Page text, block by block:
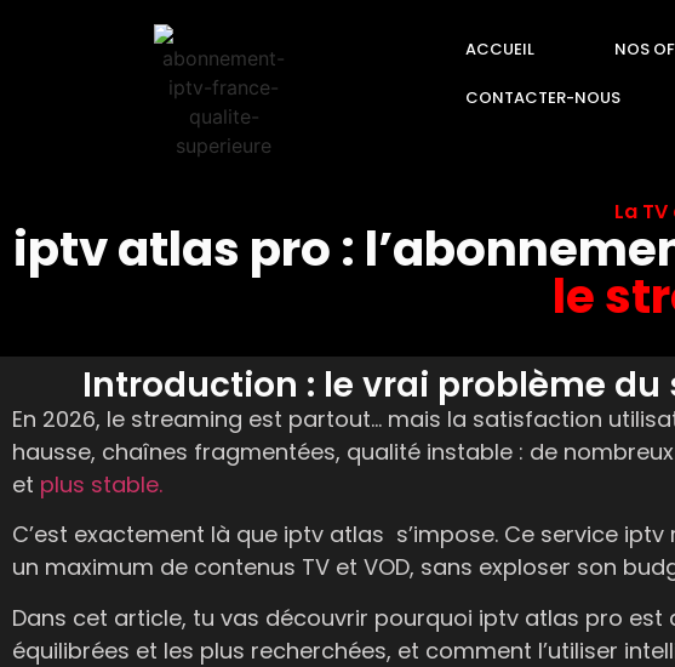
ACCUEIL NOS
CONTACTER-NOUS
La
iptv atlas pro :
le
Introduction : le vrai problème
En 2026, le streaming est partout… mais la satisfaction
hausse, chaînes fragmentées, qualité instable : de
et plus stable.
C’est exactement là que iptv atlas s’impose. Ce service
un maximum de contenus TV et VOD, sans exploser son
Dans cet article, tu vas découvrir pourquoi iptv atlas pro est
équilibrées et les plus recherchées, et comment l’utiliser